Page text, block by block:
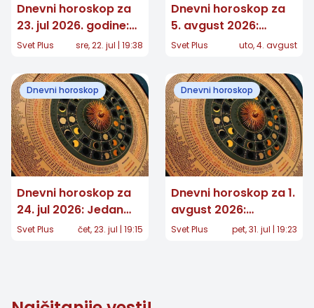
Dnevni horoskop za
23. jul 2026. godine:
Očekuju vas važni
Svet Plus sre, 22. jul | 19:38
Dnevni horoskop za
5. avgust 2026:
Jednom znaku stiže
čekao
Svet Plus uto, 4. avgust
Dnevni horoskop
Dnevni horoskop za
24. jul 2026: Jedan
znak čeka važna
Svet Plus čet, 23. jul | 19:15
Dnevni horoskop
Dnevni horoskop za 1.
avgust 2026:
Lavovima stiže
Svet Plus pet, 31. jul | 19:23